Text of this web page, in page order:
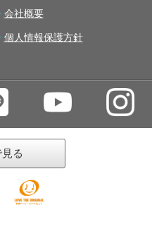
会社概要
個人情報保護方針
る